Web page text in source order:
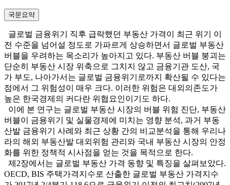
국문요약
글로벌 금융위기 직후 급락했던 부동산 가격이 최근 위기 이
전 수준을 넘어설 정도로 가파르게 상승하면서 글로벌 부동산
버블을 우려하는 목소리가 높아지고 있다. 부동산 버블 붕괴는
단순히 부동산 시장 위축으로 그치지 않고 금융기관 도산, 국
가 부도, 나아가서는 글로벌 금융위기로까지 확산될 수 있다는
점에서 그 위험성이 매우 크다. 이러한 위험은 대외의존도가
높은 한국경제의 커다란 위협요인이기도 하다.
이에 본 연구는 글로벌 부동산 시장의 버블 위험 진단, 부동산
버블이 금융위기 및 실물경제에 미치는 영향 분석, 과거 부동
산발 금융위기 사례와 최근 상황 간의 비교분석을 통해 우리나
라의 해외 부동산발 대외위험 관리와 국내 부동산 시장의 안정
화를 위한 정책적 시사점을 얻는 것을 목적으로 한다.
제2장에서는 글로벌 부동산 가격 동향 및 특징을 살펴보았다.
OECD, BIS 주택가격지수로 산출한 글로벌 부동산 가격지수